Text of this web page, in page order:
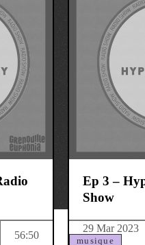
56:50 musique
Ep 3 –
Show
29 Mar 2023